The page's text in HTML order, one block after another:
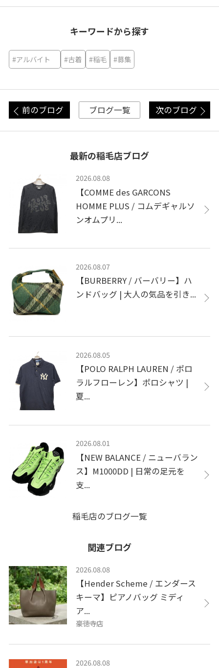
キーワードから探す
#アルバイト #古着 #稲毛 #募集
前のブログ ブログ一覧 次のブログ
最新の稲毛店ブログ
2026.08.08
【COMME des GARCONS
HOMME PLUS / コムデギャルソ
ンオムプリ...
2026.08.07
【BURBERRY / バーバリー】ハ
ンドバッグ | 大人の気品を引き...
2026.08.05
【POLO RALPH LAUREN / ポロ
ラルフローレン】ポロシャツ |
夏...
2026.08.01
【NEW BALANCE / ニューバラン
ス】M1000DD | 日常の足元を
支...
稲毛店のブログ一覧
関連ブログ
2026.08.08
【Hender Scheme / エンダース
キーマ】ピアノバッグ ミディ
ア...
豪徳寺店
2026.08.08